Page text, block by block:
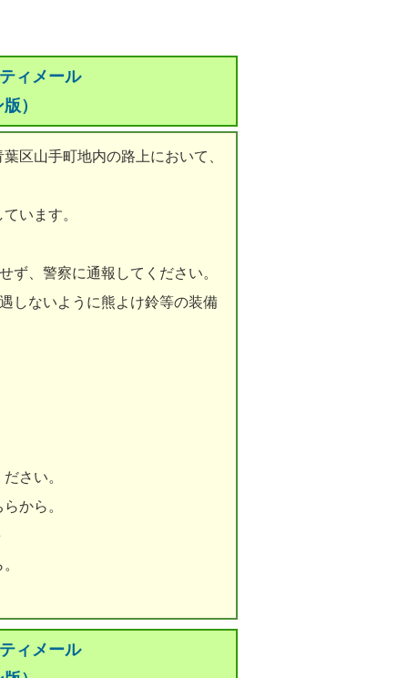
ィメール
）
区山手町地内の路上において、
います。
、警察に通報してください。
しないように熊よけ鈴等の装備
さい。
から。
ィメール